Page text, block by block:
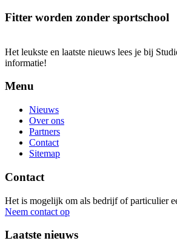
Fitter worden zonder sportschool
Het leukste en laatste nieuws lees je bij
informatie!
Menu
Nieuws
Over ons
Partners
Contact
Sitemap
Contact
Het is mogelijk om als bedrijf of particulier
Neem contact op
Laatste nieuws